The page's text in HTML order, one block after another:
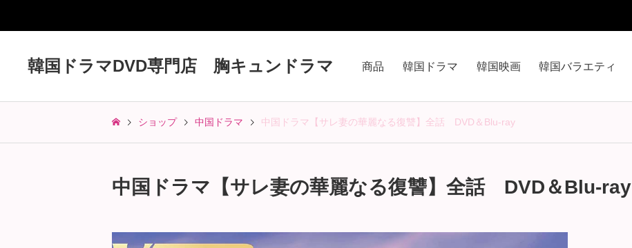
韓国ドラマDVD専門店 胸キュンドラマ 商品 韓国ドラマ 韓国映画 韓国バラエティ
ショップ 中国ドラマ 中国ドラマ【サレ妻の華麗なる復讐】全話 DVD＆Blu-ray
中国ドラマ【サレ妻の華麗なる復讐】全話 DVD＆Blu-ray